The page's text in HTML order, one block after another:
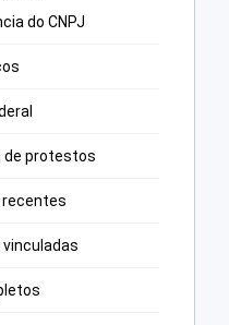
do CNPJ
de protestos
recentes